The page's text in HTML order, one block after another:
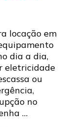
locação em
dia a dia,
eletricidade
ou
no
…